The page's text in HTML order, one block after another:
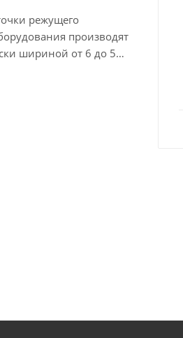
режущего
производят
шириной от 6 до 51